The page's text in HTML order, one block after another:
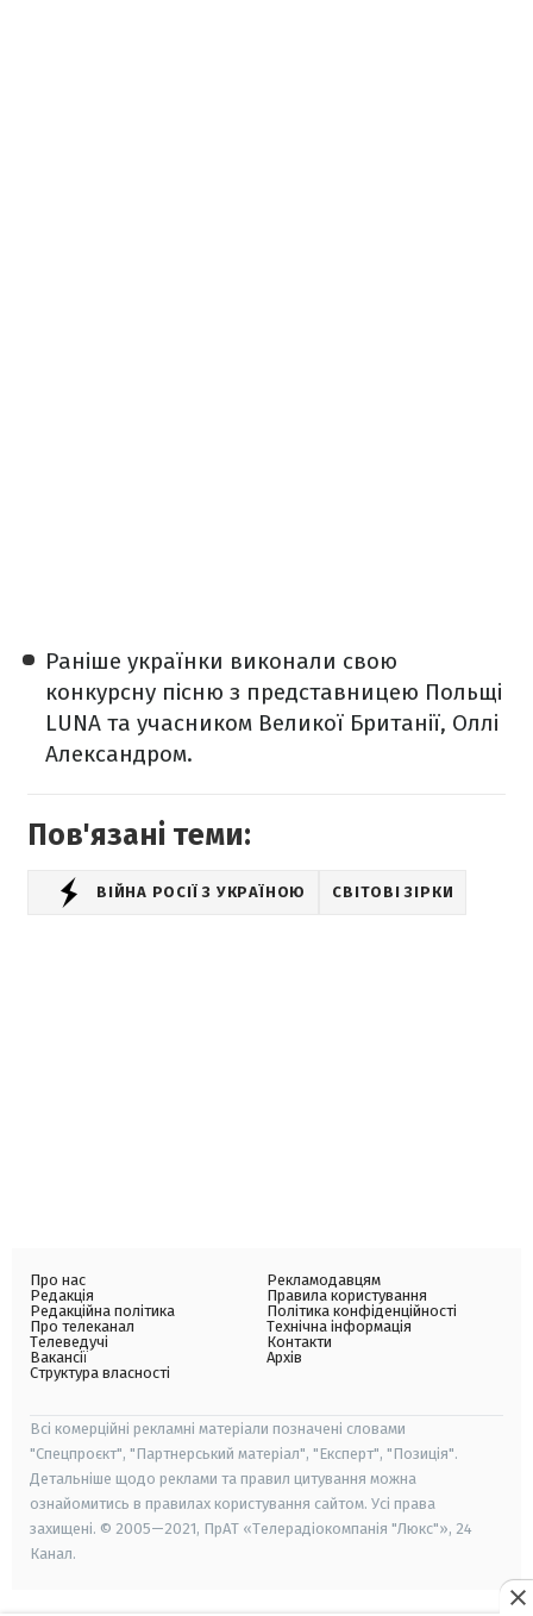
Раніше українки виконали свою
конкурсну пісню з представницею Польщі
LUNA та учасником Великої Британії, Оллі
Александром.
Пов'язані теми:
ВІЙНА РОСІЇ З УКРАЇНОЮ СВІТОВІ ЗІРКИ
Про нас
Редакція
Редакційна політика
Про телеканал
Телеведучі
Вакансії
Структура власності
Рекламодавцям
Правила користування
Політика конфіденційності
Технічна інформація
Контакти
Архів
Всі комерційні рекламні матеріали позначені словами
"Спецпроєкт", "Партнерський матеріал", "Експерт", "Позиція".
Детальніше щодо реклами та правил цитування можна
ознайомитись в правилах користування сайтом. Усі права
захищені. © 2005—2021, ПрАТ «Телерадіокомпанія "Люкс"», 24
Канал.